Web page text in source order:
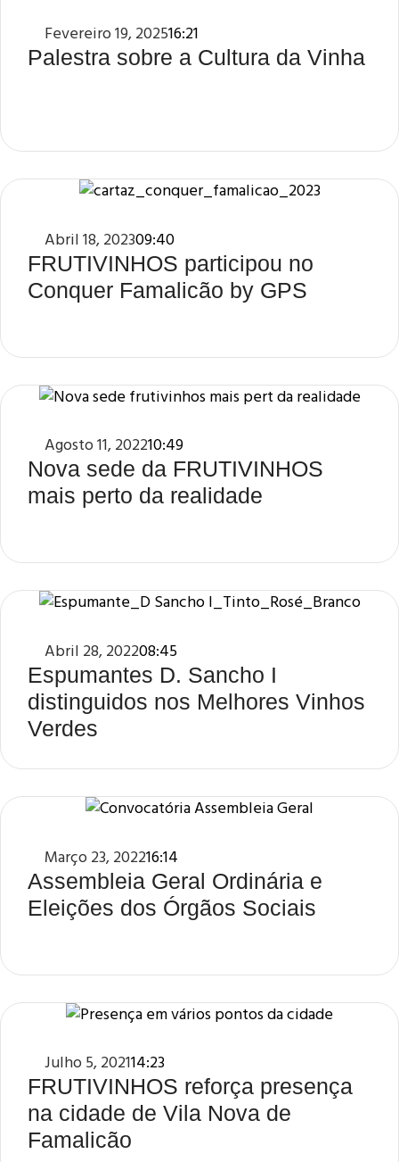
Fevereiro 19, 202516:21
Palestra sobre a Cultura da Vinha
Abril 18, 202309:40
FRUTIVINHOS participou no
Conquer Famalicão by GPS
Agosto 11, 202210:49
Nova sede da FRUTIVINHOS
mais perto da realidade
Abril 28, 202208:45
Espumantes D. Sancho I
distinguidos nos Melhores Vinhos
Verdes
Março 23, 202216:14
Assembleia Geral Ordinária e
Eleições dos Órgãos Sociais
Julho 5, 202114:23
FRUTIVINHOS reforça presença
na cidade de Vila Nova de
Famalicão